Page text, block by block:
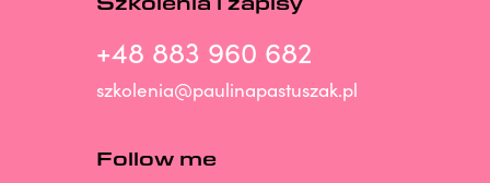
+48 883 960 682
szkolenia@paulinapastuszak.pl
Follow me